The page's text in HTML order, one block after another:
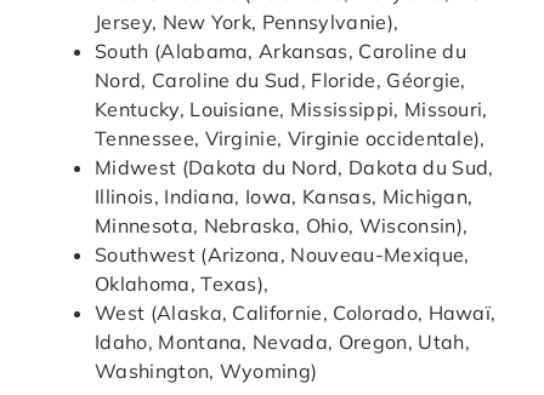
Jersey, New York, Pennsylvanie),
South (Alabama, Arkansas, Caroline du
Nord, Caroline du Sud, Floride, Géorgie,
Kentucky, Louisiane, Mississippi, Missouri,
Tennessee, Virginie, Virginie occidentale),
Midwest (Dakota du Nord, Dakota du Sud,
Illinois, Indiana, Iowa, Kansas, Michigan,
Minnesota, Nebraska, Ohio, Wisconsin),
Southwest (Arizona, Nouveau-Mexique,
Oklahoma, Texas),
West (Alaska, Californie, Colorado, Hawaï,
Idaho, Montana, Nevada, Oregon, Utah,
Washington, Wyoming)